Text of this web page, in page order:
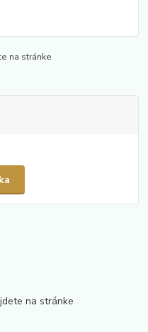
na stránke
na stránke